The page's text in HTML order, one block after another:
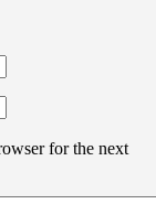
for the next